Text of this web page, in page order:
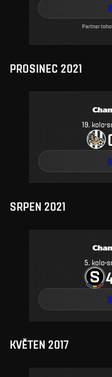
Partner
PROSINEC 2021
19. kolo
SRPEN 2021
5. kolo
KVĚTEN 2017